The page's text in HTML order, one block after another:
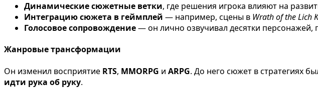
Динамические сюжетные ветки, где решения игрока влияют на
Интеграцию сюжета в геймплей — например, сцены в Wrath of the Lich
Голосовое сопровождение— он лично озвучивал десятки персонажей,
Жанровые трансформации
Он изменил восприятие RTS, MMORPG и ARPG. До него сюжет в стратегиях
идти рука об руку.